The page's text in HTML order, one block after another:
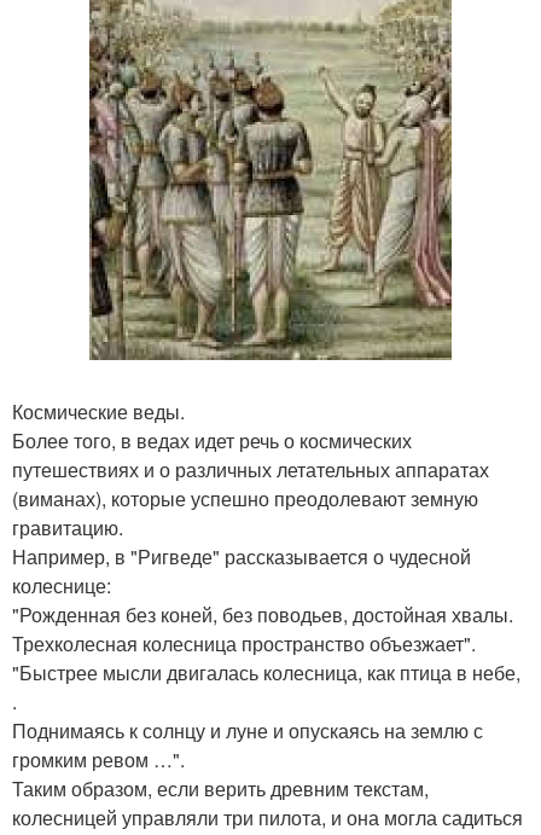
Космические веды.
Более того, в ведах идет речь о космических
путешествиях и о различных летательных аппаратах
(виманах), которые успешно преодолевают земную
гравитацию.
Например, в "Ригведе" рассказывается о чудесной
колеснице:
"Рожденная без коней, без поводьев, достойная хвалы.
Трехколесная колесница пространство объезжает".
"Быстрее мысли двигалась колесница, как птица в небе,
.
Поднимаясь к солнцу и луне и опускаясь на землю с
громким ревом …".
Таким образом, если верить древним текстам,
колесницей управляли три пилота, и она могла садиться